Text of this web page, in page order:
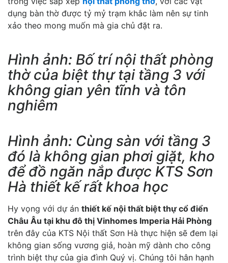
dụng bàn thờ được tỷ mỷ trạm khắc làm nên sự tinh
xảo theo mong muốn mà gia chủ đặt ra.
Hình ảnh: Bố trí nội thất phòng
thờ của biệt thự tại tầng 3 với
không gian yên tĩnh và tôn
nghiêm
Hình ảnh: Cùng sàn với tầng 3
đó là không gian phơi giặt, kho
để đồ ngăn nắp được KTS Sơn
Hà thiết kế rất khoa học
Hy vọng với dự án thiết kế nội thất biệt thự cổ điển
Châu Âu tại khu đô thị Vinhomes Imperia Hải Phòng
trên đây của KTS Nội thất Sơn Hà thực hiện sẽ đem lại
không gian sống vương giả, hoàn mỹ dành cho công
trình biệt thự của gia đình Quý vị. Chúng tôi hân hạnh